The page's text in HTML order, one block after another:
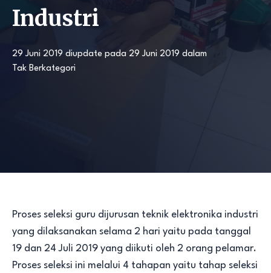
Industri
29 Juni 2019 diupdate pada 29 Juni 2019 dalam
Tak Berkategori
Proses seleksi guru dijurusan teknik elektronika industri
yang dilaksanakan selama 2 hari yaitu pada tanggal
19 dan 24 Juli 2019 yang diikuti oleh 2 orang pelamar.
Proses seleksi ini melalui 4 tahapan yaitu tahap seleksi